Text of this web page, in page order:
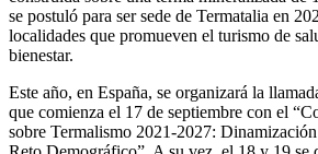
se postuló para ser sede de Termatalia en
localidades que promueven el turismo de
bienestar.
Este año, en España, se organizará la
que comienza el 17 de septiembre con el
sobre Termalismo 2021-2027: